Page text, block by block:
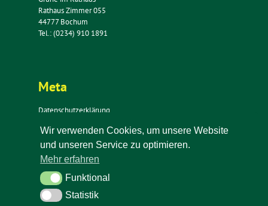
Rathaus Zimmer 055
44777 Bochum
Tel.: (0234) 910 1891
Meta
Datenschutzerklärung
Impressum
Kontakt
Newsletter
Wir verwenden Cookies, um unsere Website
und unseren Service zu optimieren.
Mehr erfahren
FunktionalFunktional
StatistikStatistik